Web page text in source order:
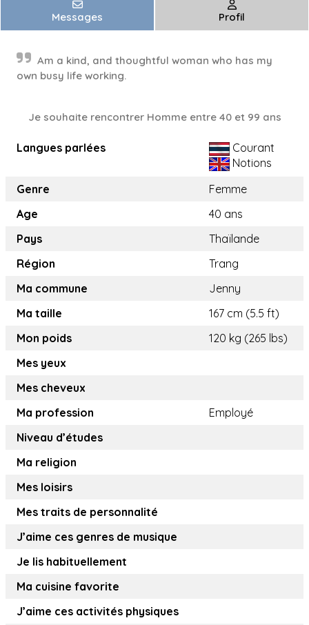
Messages Profil
Am a kind, and thoughtful woman who has my
own busy life working.
Je souhaite rencontrer Homme entre 40 et 99 ans
Langues parlées
Courant
Notions
Genre
Femme
Age
40 ans
Pays
Thaïlande
Région
Trang
Ma commune
Jenny
Ma taille
167 cm (5.5 ft)
Mon poids
120 kg (265 lbs)
Mes yeux
Mes cheveux
Ma profession
Employé
Niveau d’études
Ma religion
Mes loisirs
Mes traits de personnalité
J’aime ces genres de musique
Je lis habituellement
Ma cuisine favorite
J’aime ces activités physiques